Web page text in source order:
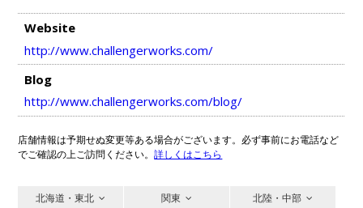
Website
http://www.challengerworks.com/
Blog
http://www.challengerworks.com/blog/
店舗情報は予期せぬ変更等ある場合がございます。必ず事前にお電話など
でご確認の上ご訪問ください。詳しくはこちら
北海道・東北 関東
北陸・中部